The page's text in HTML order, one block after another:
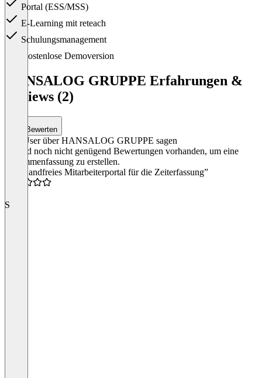
Portal (ESS/MSS)
E-Learning mit reteach
Schulungsmanagement
Kostenlose Demoversion
HANSALOG GRUPPE Erfahrungen &
Reviews (2)
Bewerten
Was User über HANSALOG GRUPPE sagen
Es sind noch nicht genügend Bewertungen vorhanden, um eine
Zusammenfassung zu erstellen.
“Einwandfreies Mitarbeiterportal für die Zeiterfassung”
S